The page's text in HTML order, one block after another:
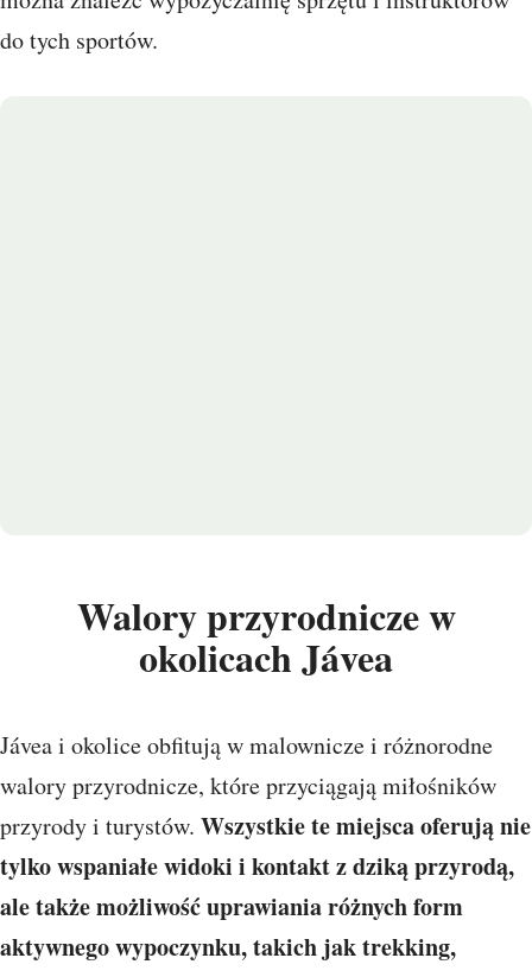
do tych sportów.
Walory przyrodnicze w
okolicach Jávea
Jávea i okolice obfitują w malownicze i różnorodne
walory przyrodnicze, które przyciągają miłośników
przyrody i turystów. Wszystkie te miejsca oferują nie
tylko wspaniałe widoki i kontakt z dziką przyrodą,
ale także możliwość uprawiania różnych form
aktywnego wypoczynku, takich jak trekking,